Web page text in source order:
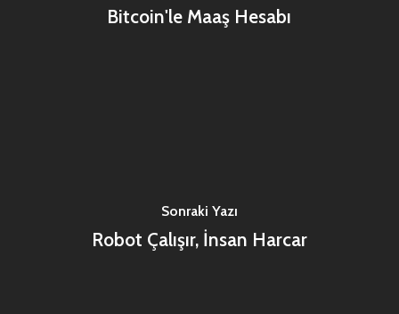
Bitcoin'le Maaş Hesabı
Sonraki Yazı
Robot Çalışır, İnsan Harcar